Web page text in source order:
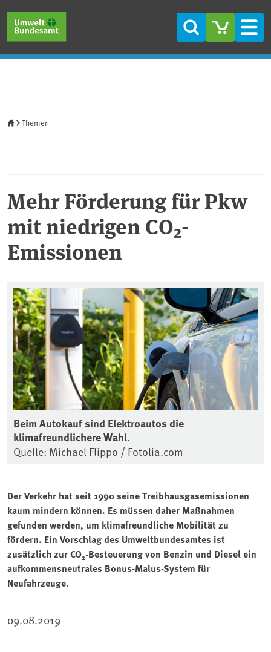
Suche
Themen
Mehr Förderung für Pkw
mit niedrigen CO₂-
Emissionen
Beim Autokauf sind Elektroautos die
klimafreundlichere Wahl.
Quelle: Michael Flippo / Fotolia.com
Der Verkehr hat seit 1990 seine Treibhausgasemissionen
kaum mindern können. Es müssen daher Maßnahmen
gefunden werden, um klimafreundliche Mobilität zu
fördern. Ein Vorschlag des Umweltbundesamtes ist
zusätzlich zur CO₂-Besteuerung von Benzin und Diesel ein
aufkommensneutrales Bonus-Malus-System für
Neufahrzeuge.
09.08.2019